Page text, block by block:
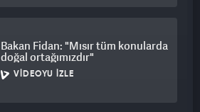
Bakan Fidan: "Mısır tüm konularda
doğal ortağımızdır"
VIDEOYU İZLE